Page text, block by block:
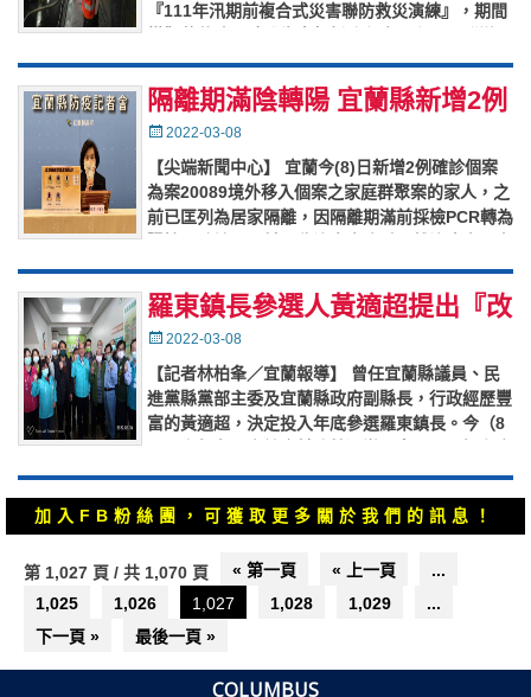
『111年汛期前複合式災害聯防救災演練』，期間
發生車輛追撞起…
隔離期滿陰轉陽 宜蘭縣新增2例
尚無足跡
Posted
2022-03-08
【尖端新聞中心】 宜蘭今(8)日新增2例確診個案
為案20089境外移入個案之家庭群聚案的家人，之
前已匡列為居家隔離，因隔離期滿前採檢PCR轉為
21035號為…
羅東鎮長參選人黃適超提出『改
變羅東四大主軸，再造繁榮大羅
東』！
Posted
2022-03-08
【記者林柏夆／宜蘭報導】 曾任宜蘭縣議員、民
進黨縣黨部主委及宜蘭縣政府副縣長，行政經歷豐
富的黃適超，決定投入年底參選羅東鎮長。今（8
提出『改變羅東四大主軸，…
加入FB粉絲團，可獲取更多關於我們的訊息！
文
章
第 1,027 頁 / 共 1,070 頁 « 第一頁 « 上一頁
...
1,025
1,026 1,027 1,028 1,029
...
下一頁 »
最後一頁 »
COLUMBUS